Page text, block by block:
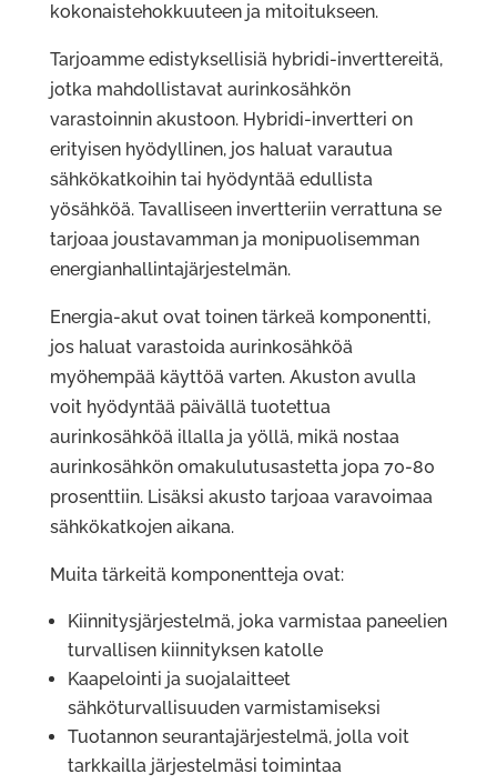
kokonaistehokkuuteen ja mitoitukseen.
Tarjoamme edistyksellisiä hybridi-inverttereitä,
jotka mahdollistavat aurinkosähkön
varastoinnin akustoon. Hybridi-invertteri on
erityisen hyödyllinen, jos haluat varautua
sähkökatkoihin tai hyödyntää edullista
yösähköä. Tavalliseen invertteriin verrattuna se
tarjoaa joustavamman ja monipuolisemman
energianhallintajärjestelmän.
Energia-akut ovat toinen tärkeä komponentti,
jos haluat varastoida aurinkosähköä
myöhempää käyttöä varten. Akuston avulla
voit hyödyntää päivällä tuotettua
aurinkosähköä illalla ja yöllä, mikä nostaa
aurinkosähkön omakulutusastetta jopa 70-80
prosenttiin. Lisäksi akusto tarjoaa varavoimaa
sähkökatkojen aikana.
Muita tärkeitä komponentteja ovat:
Kiinnitysjärjestelmä, joka varmistaa paneelien
turvallisen kiinnityksen katolle
Kaapelointi ja suojalaitteet
sähköturvallisuuden varmistamiseksi
Tuotannon seurantajärjestelmä, jolla voit
tarkkailla järjestelmäsi toimintaa